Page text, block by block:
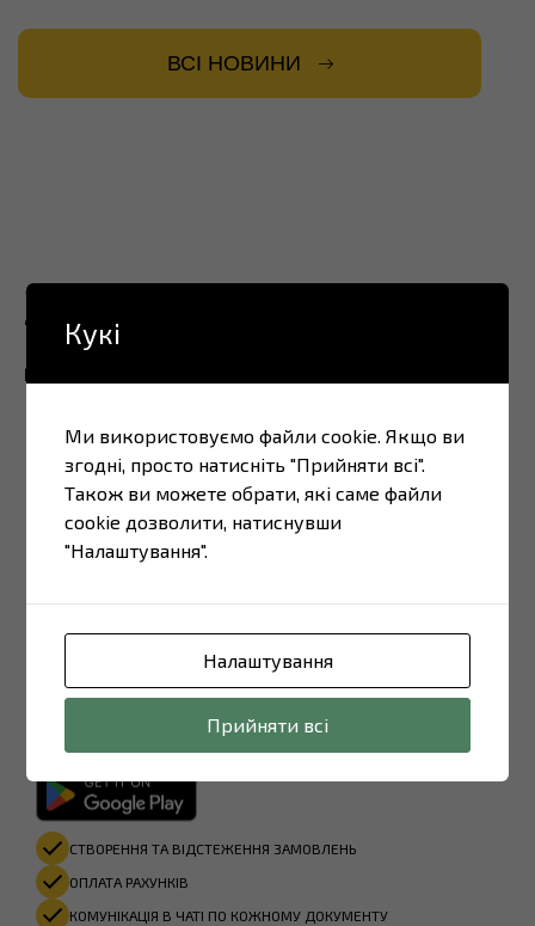
ВСІ НОВИНИ
Завантажте наш
додаток
Для водіїв:
ПЕРЕГЛЯД ОНЛАЙН-КАМЕР НА ПУНКТАХ ПРОПУСКУ
НАДАННЯ ДЕКЛАРАЦІЇ НА КПП ЧЕРЕЗ QR-КОД
ВІДОБРАЖЕННЯ ГЕОЛОКАЦІЇ ВОДІЯ В РЕАЛТАЙМІ
ЗНИЖКИ НА АЗС
Для клієнтів:
СТВОРЕННЯ ТА ВІДСТЕЖЕННЯ ЗАМОВЛЕНЬ
ОПЛАТА РАХУНКІВ​
КОМУНІКАЦІЯ В ЧАТІ ПО КОЖНОМУ ДОКУМЕНТУ
Кукі
Ми використовуємо файли cookie. Якщо ви
згодні, просто натисніть "Прийняти всі".
Також ви можете обрати, які саме файли
cookie дозволити, натиснувши
"Налаштування".
Налаштування
Прийняти всі